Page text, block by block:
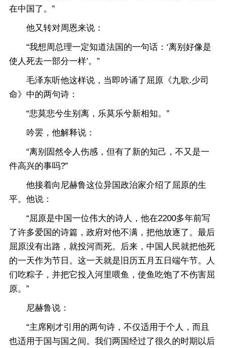
在中国了。”
他又转对周恩来说：
“我想周总理一定知道法国的一句话：‘离别好像是
使人死去一部分一样’。”
毛泽东听他这样说，当即吟诵了屈原《九歌.少司
命》中的两句诗：
“悲莫悲兮生别离，乐莫乐兮新相知。”
吟罢，他解释说：
“离别固然令人伤感，但有了新的知己，不又是一
件高兴的事吗?”
他接着向尼赫鲁这位异国政治家介绍了屈原的生
平。他说：
“屈原是中国一位伟大的诗人，他在2200多年前写
了许多爱国的诗篇，政府对他不满，把他放逐了。最后
屈原没有出路，就投河而死。后来，中国人民就把他死
的一天作为节日。这一天就是旧历五月五日端午节。人
们吃粽子，并把它投入河里喂鱼，使鱼吃饱了不伤害屈
原。”
尼赫鲁说：
“主席刚才引用的两句诗，不仅适用于个人，而且
也适用于国与国之间。我们两国经过了很久的时期以后